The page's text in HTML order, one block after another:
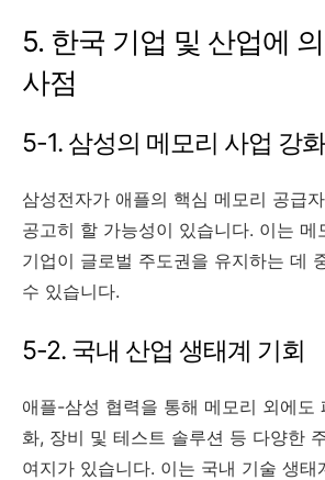
5. 한국 기업 및 산업에
사점
5-1. 삼성의 메모리 사업 강화
삼성전자가 애플의 핵심 메모리 공급
공고히 할 가능성이 있습니다. 이는 메
기업이 글로벌 주도권을 유지하는 데
수 있습니다.
5-2. 국내 산업 생태계 기회
애플-삼성 협력을 통해 메모리 외에도
화, 장비 및 테스트 솔루션 등 다양한
여지가 있습니다. 이는 국내 기술 생태